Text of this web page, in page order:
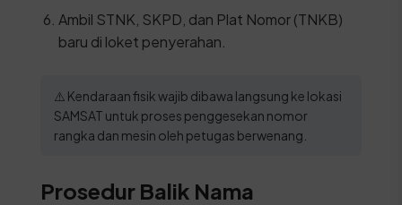
Ambil STNK, SKPD, dan Plat Nomor (TNKB)
baru di loket penyerahan.
⚠️ Kendaraan fisik wajib dibawa langsung ke lokasi
SAMSAT untuk proses penggesekan nomor
rangka dan mesin oleh petugas berwenang.
Prosedur Balik Nama